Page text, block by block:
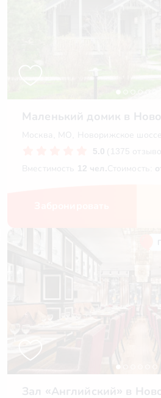
Маленький домик в
Москва, МО, Новорижское
5.0 (1375
Вместимость
12 чел.Стоимость:
Зал «Английский» в